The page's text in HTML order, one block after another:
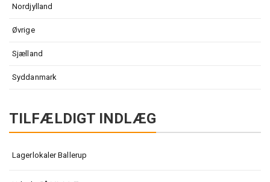
Nordjylland
Øvrige
Sjælland
Syddanmark
TILFÆLDIGT INDLÆG
Lagerlokaler Ballerup